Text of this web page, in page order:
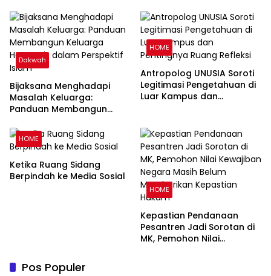
Dakwah
Bijaksana Menghadapi
Masalah Keluarga:
Panduan Membangun
Perspektif Islam
HOME
Antropolog UNUSIA Soroti
Legitimasi Pengetahuan di
Luar Kampus dan
HOME
Ketika Ruang Sidang
Berpindah ke Media Sosial
HOME
Kepastian Pendanaan
Pesantren Jadi Sorotan di
MK, Pemohon Nilai
Pos Populer